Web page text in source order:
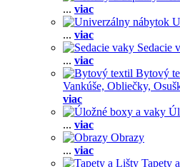
... viac
... viac
Sedacie
... viac
Bytový
Vankúše, Obliečky,
viac
... viac
Obrazy
... viac
Tapety